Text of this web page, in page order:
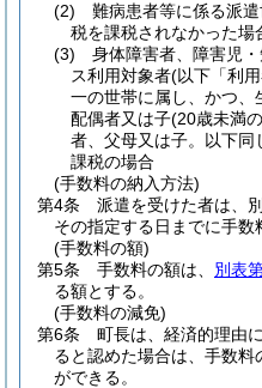
(2)
難病患者等に係る派
税を課税されなかった場
(3)
身体障害者、障害児
ス利用対象者(以下「利
一の世帯に属し、かつ、
配偶者又は子(20歳未満
者、父母又は子。以下同
課税の場合
(手数料の納入方法)
第4条
派遣を受けた者は、
その指定する日までに手数
(手数料の額)
第5条
手数料の額は、 別表
る額とする。
(手数料の減免)
第6条
町長は、経済的理由
ると認めた場合は、手数料
ができる。